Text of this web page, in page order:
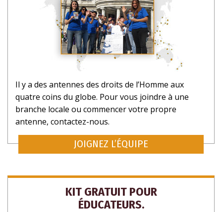
Il y a des antennes des droits de l’Homme aux
quatre coins du globe. Pour vous joindre à une
branche locale ou commencer votre propre
antenne, contactez-nous.
JOIGNEZ L’ÉQUIPE
KIT GRATUIT POUR
ÉDUCATEURS.